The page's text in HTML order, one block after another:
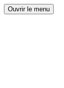
Ouvrir le menu